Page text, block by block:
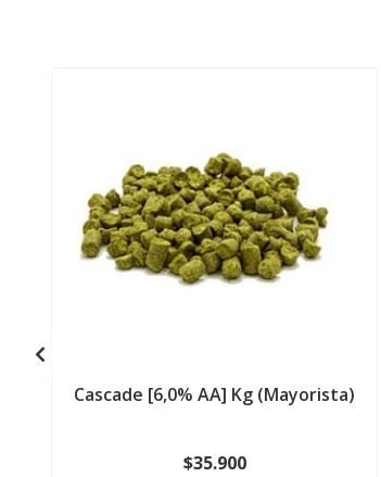
Cascade [6,0% AA] Kg (Mayorista)
$35.900